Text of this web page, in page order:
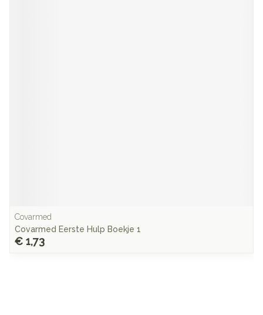
Covarmed
Covarmed Eerste Hulp Boekje 1
€ 1,73